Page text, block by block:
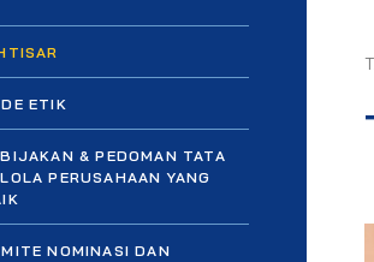
ETIK
& PEDOMAN TATA
PERUSAHAAN YANG
NOMINASI DAN